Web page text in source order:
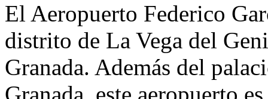
El Aeropuerto Federico
distrito de La Vega del
Granada. Además del